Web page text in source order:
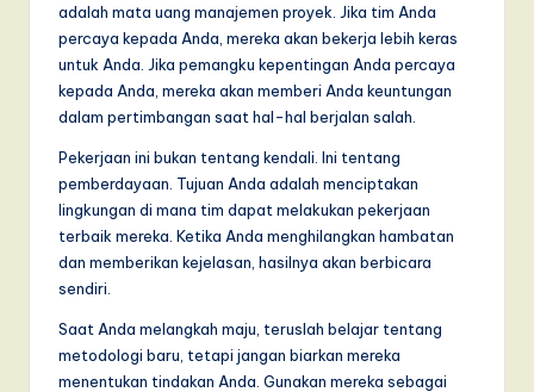
adalah mata uang manajemen proyek. Jika tim Anda
percaya kepada Anda, mereka akan bekerja lebih keras
untuk Anda. Jika pemangku kepentingan Anda percaya
kepada Anda, mereka akan memberi Anda keuntungan
dalam pertimbangan saat hal-hal berjalan salah.
Pekerjaan ini bukan tentang kendali. Ini tentang
pemberdayaan. Tujuan Anda adalah menciptakan
lingkungan di mana tim dapat melakukan pekerjaan
terbaik mereka. Ketika Anda menghilangkan hambatan
dan memberikan kejelasan, hasilnya akan berbicara
sendiri.
Saat Anda melangkah maju, teruslah belajar tentang
metodologi baru, tetapi jangan biarkan mereka
menentukan tindakan Anda. Gunakan mereka sebagai